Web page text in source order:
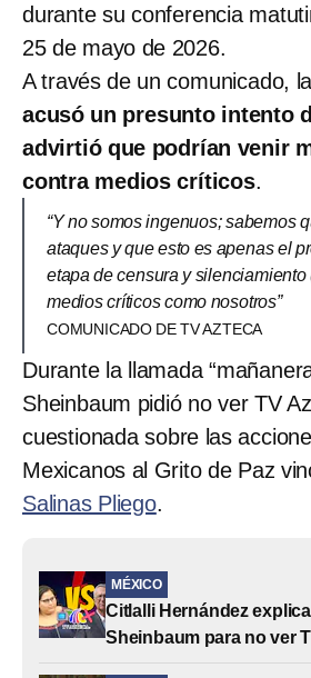
durante su conferencia
25 de mayo de 2026.
A través de un comunicado, la
acusó un presunto intento
advirtió que podrían venir
contra medios críticos.
“Y no somos ingenuos; sabemos
ataques y que esto es apenas el
etapa de censura y silenciamiento
medios críticos como nosotros”
COMUNICADO DE TV AZTECA
Durante la llamada
Sheinbaum pidió no ver TV
cuestionada sobre las
Mexicanos al Grito de Paz
Salinas Pliego.
MÉXICO
Citlalli Hernández
Sheinbaum para no ver